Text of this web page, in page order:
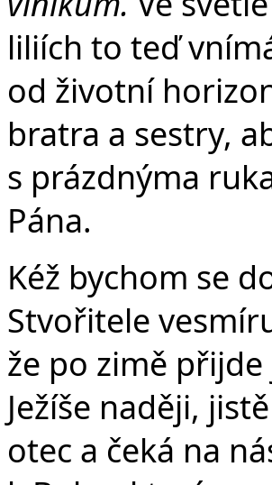
liliích to teď
od životní
bratra a sestry,
s prázdnýma
Pána.
Kéž bychom se
Stvořitele
že po zimě
Ježíše naději,
otec a čeká na